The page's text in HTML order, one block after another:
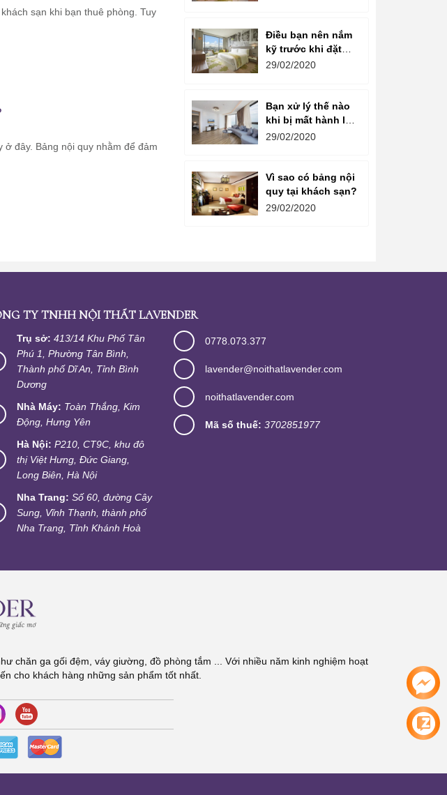
sạn khi bạn thuê phòng. Tuy
đây. Bảng nội quy nhằm để đảm
Điều bạn nên nắm
kỹ trước khi đặt
phòng và lưu trú
29/02/2020
Bạn xử lý thế nào
khi bị mất hành lý
ở Khách sạn?
29/02/2020
Vì sao có bảng nội
quy tại khách sạn?
29/02/2020
TY TNHH NỘI THẤT LAVENDER
Trụ sở: 413/14 Khu Phố Tân
Phú 1, Phường Tân Bình,
Thành phố Dĩ An, Tỉnh Bình
Dương
Nhà Máy: Toàn Thắng, Kim
Động, Hưng Yên
Hà Nội: P210, CT9C, khu đô
thị Việt Hưng, Đức Giang,
Long Biên, Hà Nội
Nha Trang: Số 60, đường Cây
Sung, Vĩnh Thạnh, thành phố
Nha Trang, Tỉnh Khánh Hoà
0778.073.377
lavender@noithatlavender.com
noithatlavender.com
Mã số thuế: 3702851977
chăn ga gối đệm, váy giường, đồ phòng tắm ... Với nhiều năm kinh nghiệm hoạt
cho khách hàng những sản phẩm tốt nhất.